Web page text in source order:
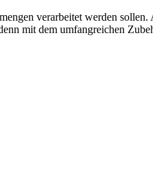
verarbeitet werden
mit dem umfangreichen